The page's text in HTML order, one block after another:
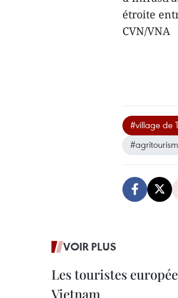
étroite
CVN/VNA
#village de
VOIR PLUS
Les touristes
Vietnam